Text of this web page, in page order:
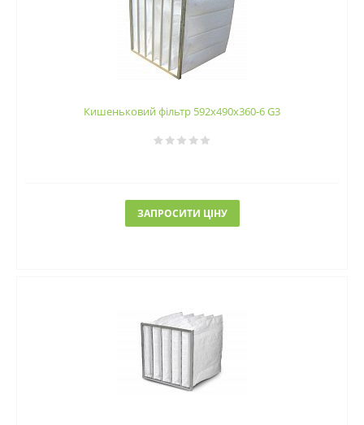
Кишеньковий фільтр 592х490х360-6 G3
ЗАПРОСИТИ ЦІНУ